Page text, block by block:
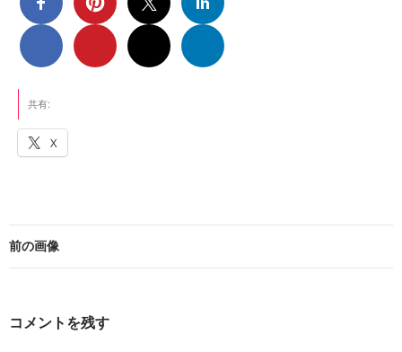
共有:
X
前の画像
コメントを残す